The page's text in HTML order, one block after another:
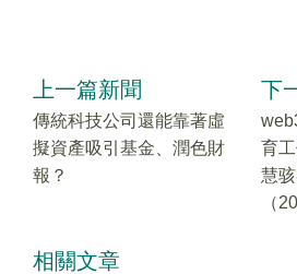
上一篇新聞
傳統科技公司還能靠著虛
擬資產吸引基金、潤色財
報？
下
育
慧
（
相關文章